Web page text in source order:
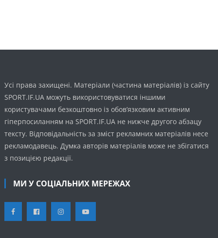
Усі права захищені. Матеріали (частина матеріалів) із сайту
SPORT.IF.UA можуть використовуватися іншими
користувачами безкоштовно із обов’язковим активним
гіперпосиланням на SPORT.IF.UA не нижче другого абзацу
тексту. Відповідальність за зміст рекламних матеріалів несе
рекламодавець. Думка авторів матеріалів може не збігатися
з позицією редакції.
МИ У СОЦІАЛЬНИХ МЕРЕЖАХ